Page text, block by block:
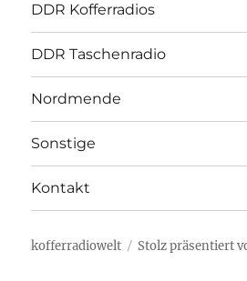
DDR Kofferradios
DDR Taschenradio
Nordmende
Sonstige
Kontakt
kofferradiowelt Stolz präsentiert